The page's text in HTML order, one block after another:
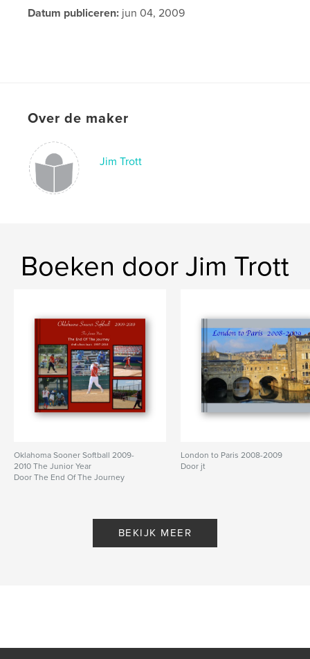
Datum publiceren: jun 04, 2009
Over de maker
Jim Trott
Boeken door Jim Trott
Oklahoma Sooner Softball 2009-
2010 The Junior Year
Door The End Of The Journey
London to Paris 2008-2009
Door jt
BEKIJK MEER